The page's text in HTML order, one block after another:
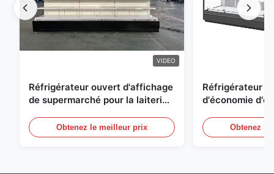
VIDEO
Réfrigérateur ouvert d'affichage
de supermarché pour la laiterie
LED
Obtenez le meilleur prix
Réfrigérateur
d'économie
Obtenez